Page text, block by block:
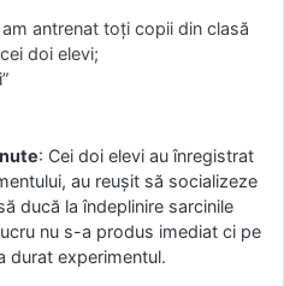
am antrenat toți copii din clasă
doi elevi;
: Cei doi elevi au înregistrat
au reușit să socializeze
ducă la îndeplinire sarcinile
nu s-a produs imediat ci pe
durat experimentul.